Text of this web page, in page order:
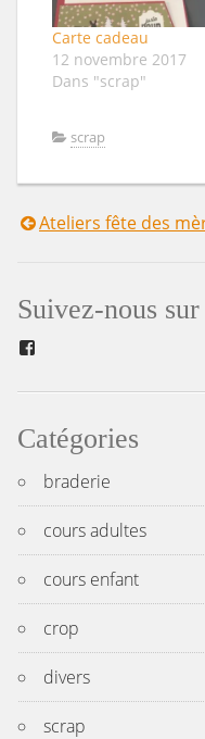
Carte cadeau
12 novembre 2017
Dans "scrap"
scrap
Navigation
l’article
Ateliers fête des
Suivez-nous
Catégories
braderie
cours adultes
cours enfant
crop
divers
scrap